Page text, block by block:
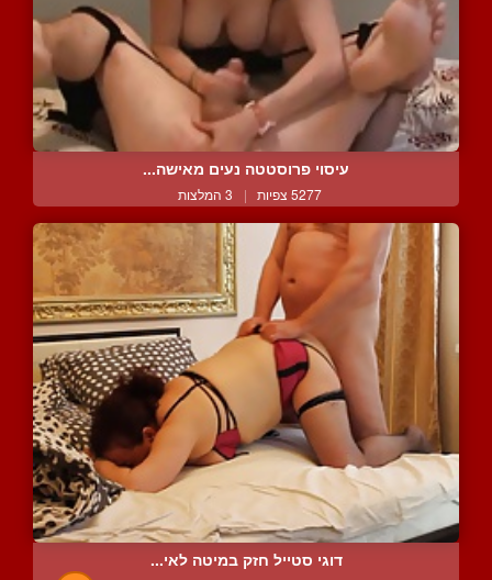
עיסוי פרוסטטה נעים מאישה...
5277 צפיות | 3 המלצות
דוגי סטייל חזק במיטה לאי...